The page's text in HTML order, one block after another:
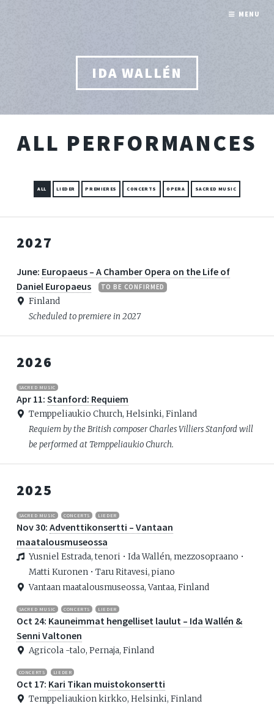
IDA WALLÉN
ALL PERFORMANCES
ALL LIEDER PREMIERES CONCERTS OPERA SACRED MUSIC
2027
June: Europaeus – A Chamber Opera on the Life of
Daniel Europaeus
TO BE CONFIRMED
Finland
Scheduled to premiere in 2027
2026
SACRED MUSIC
Apr 11: Stanford: Requiem
Temppeliaukio Church, Helsinki, Finland
Requiem by the British composer Charles Villiers Stanford will
be performed at Temppeliaukio Church.
2025
SACRED MUSIC CONCERTS LIEDER
Nov 30: Adventtikonsertti – Vantaan
maatalousmuseossa
Yusniel Estrada, tenori • Ida Wallén, mezzosopraano •
Matti Kuronen • Taru Ritavesi, piano
Vantaan maatalousmuseossa, Vantaa, Finland
SACRED MUSIC CONCERTS LIEDER
Oct 24: Kauneimmat hengelliset laulut – Ida Wallén &
Senni Valtonen
Agricola -talo, Pernaja, Finland
CONCERTS LIEDER
Oct 17: Kari Tikan muistokonsertti
Temppeliaukion kirkko, Helsinki, Finland
MENU